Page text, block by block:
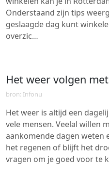
Onderstaand zijn tips
geslaagde dag kunt
overzic…
Het weer volgen
bron: Infonu
Het weer is altijd een
vele mensen. Veelal willen
aankomende dagen weten
het regenen of blijft het
vragen om je goed voor te